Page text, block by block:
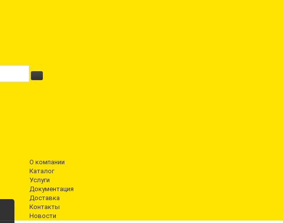
О компании
Каталог
Услуги
Документация
Доставка
Контакты
Новости